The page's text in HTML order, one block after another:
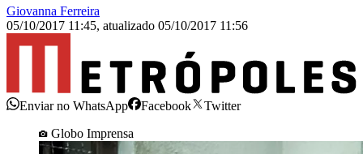
Giovanna Ferreira
05/10/2017 11:45, atualizado 05/10/2017 11:56
Enviar no WhatsApp Facebook
Twitter
Globo Imprensa